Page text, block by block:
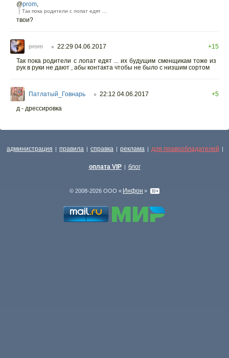
@prom,
Так пока родители с лопат едят ...
твои?
prom ○ 22:29 04.06.2017
+15
Так пока родители с лопат едят ... их будущим сменщикам тоже из
рук в руки не дают , абы контакта чтобы не было с низшим сортом
Патлатый_Говнарь ○ 22:12 04.06.2017
+5
д - дрессировка
администрация | правила | справка | реклама | для правообладателей |
оплата VIP | блог
© 2008-2026 ООО « Инфон »